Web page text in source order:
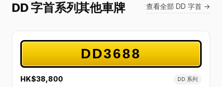
DD 字首系列其他車牌 查看全部 DD 字首 →
DD3688
HK$38,800 DD 系列